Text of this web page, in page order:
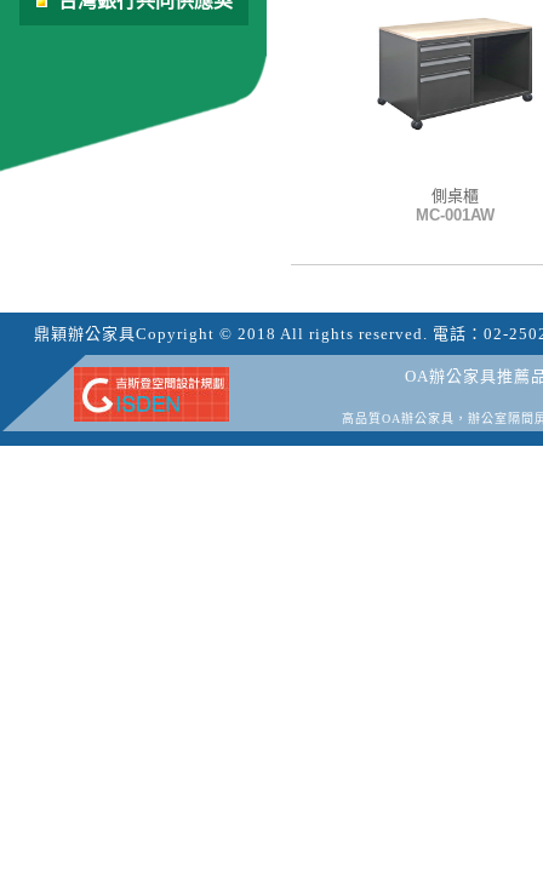
側桌櫃
MC-001AW
鼎穎辦公家具Copyright © 2018 All rights reserved. 電話： 02-
OA辦公家具推薦
高品質OA辦公家具，辦公室隔間